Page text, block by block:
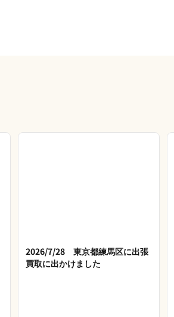
2026/7/28 東京都練馬区に出張
買取に出かけました